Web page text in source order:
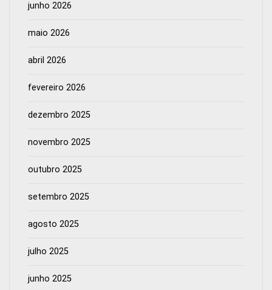
junho 2026
maio 2026
abril 2026
fevereiro 2026
dezembro 2025
novembro 2025
outubro 2025
setembro 2025
agosto 2025
julho 2025
junho 2025